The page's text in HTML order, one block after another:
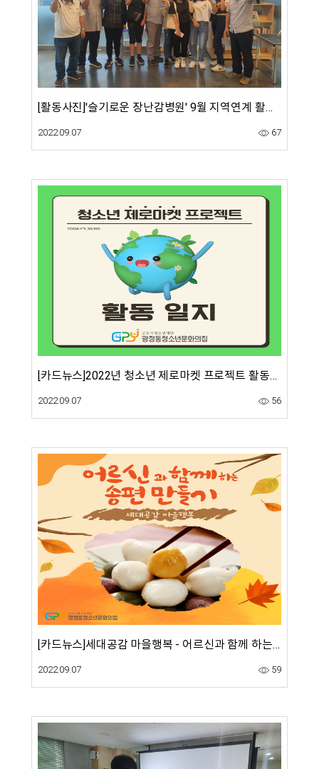
[활동사진]'슬기로운 장난감병원' 9월 지역연계 활동(송부틴터)
2022.09.07 67
[카드뉴스]2022년 청소년 제로마켓 프로젝트 활동일지
2022.09.07 56
[카드뉴스]세대공감 마을행복 - 어르신과 함께 하는 송편 만들기
2022.09.07 59